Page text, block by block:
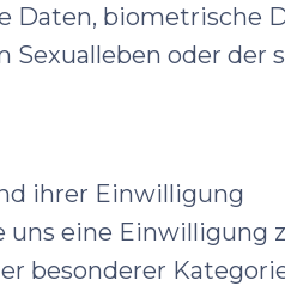
Daten, biometrische
Sexualleben oder
ihrer Einwilligung
uns eine Einwilligung
besonderer